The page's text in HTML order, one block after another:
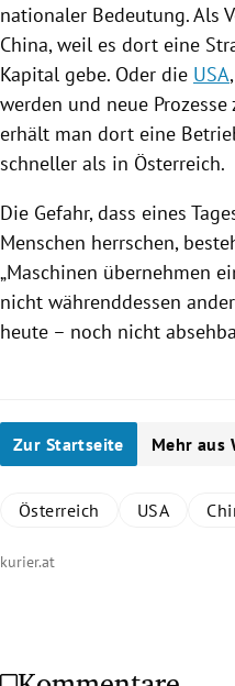
nationaler Bedeutung. Als
China, weil es dort eine
Kapital gebe. Oder die USA
werden und neue
erhält man dort eine
schneller als in Österreich.
Die Gefahr, dass eines
Menschen herrschen,
„Maschinen übernehmen
nicht währenddessen
heute – noch nicht
Zur Startseite Mehr aus
Österreich USA
kurier.at